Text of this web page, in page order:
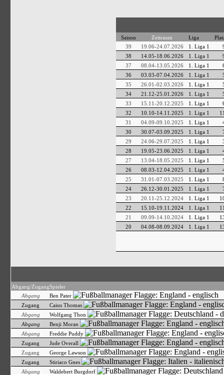
Saison Zeitraum Liga
39
19.06-24.07.2026 1. Liga 1
38
14.05-18.06.2026 1. Liga 1
37
08.04-13.05.2026 1. Liga 1
36
03.03-07.04.2026 1. Liga 1
35
26.01-02.03.2026 1. Liga 1
34
21.12-25.01.2026 1. Liga 1
33
15.11-20.12.2025 1. Liga 1
32
10.10-14.11.2025 1. Liga 1
31
04.09-09.10.2025 1. Liga 1
30
30.07-03.09.2025 1. Liga 1
29
24.06-29.07.2025 1. Liga 1
28
19.05-23.06.2025 1. Liga 1
27
13.04-18.05.2025 1. Liga 1
26
08.03-12.04.2025 1. Liga 1
25
31.01-07.03.2025 1. Liga 1
24
26.12-30.01.2025 1. Liga 1
23
20.11-25.12.2024 1. Liga 1
22
15.10-19.11.2024 1. Liga 1
21
09.09-14.10.2024 1. Liga 1
20
04.08-08.09.2024 1. Liga 1
Abgang/ZugangSpieler
Abgang
Ben Pater
Zugang
Caius Thomas
Abgang
Wolfgang Thon
Abgang
Benji Moran
Abgang
Freddie Puddy
Zugang
Jude Overall
Zugang
George Lawson
Zugang
Stiriaco Gnes
Abgang
Waldebert Burgdorf